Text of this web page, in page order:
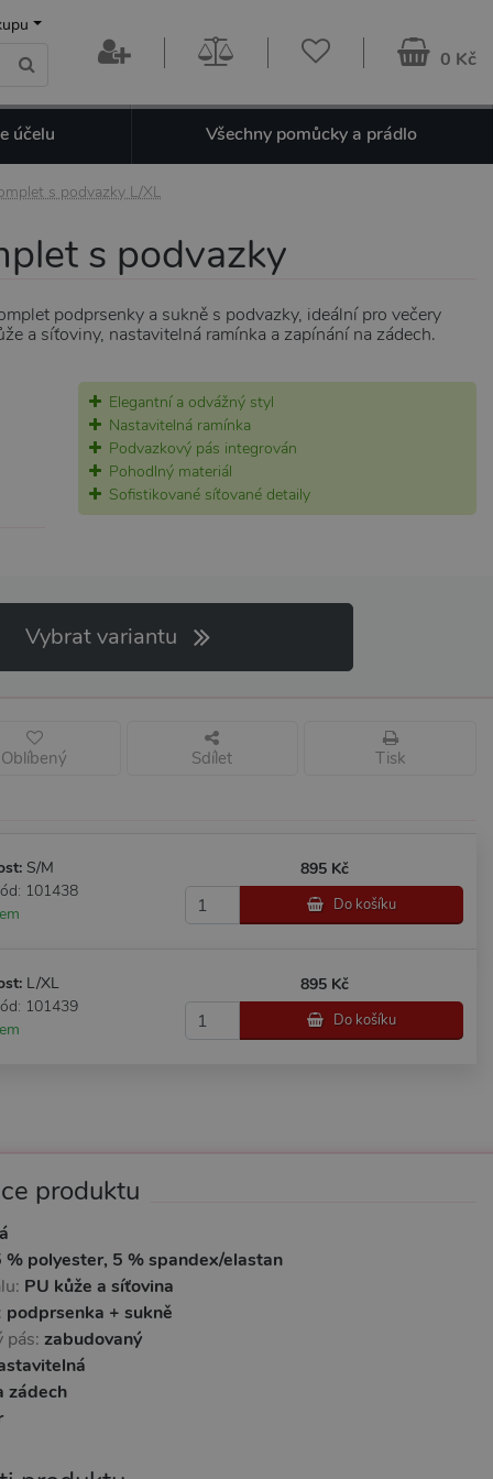
0 Kč
účelu Všechny pomůcky a prádlo
s podvazky L/XL
s podvazky
podprsenky a sukně s podvazky, ideální pro večery
a síťoviny, nastavitelná ramínka a zapínání na zádech.
Elegantní a odvážný styl
Nastavitelná ramínka
Podvazkový pás integrován
Pohodlný materiál
Sofistikované síťované detaily
Vybrat variantu
Oblíbený Sdílet Tisk
S/M
101438
895 Kč
Do košíku
L/XL
101439
895 Kč
Do košíku
produktu
% polyester, 5 % spandex/elastan
PU kůže a síťovina
podprsenka + sukně
pás: zabudovaný
zádech